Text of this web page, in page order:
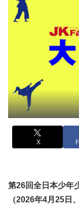
X
第26回全日本少年
（2026年4月25日